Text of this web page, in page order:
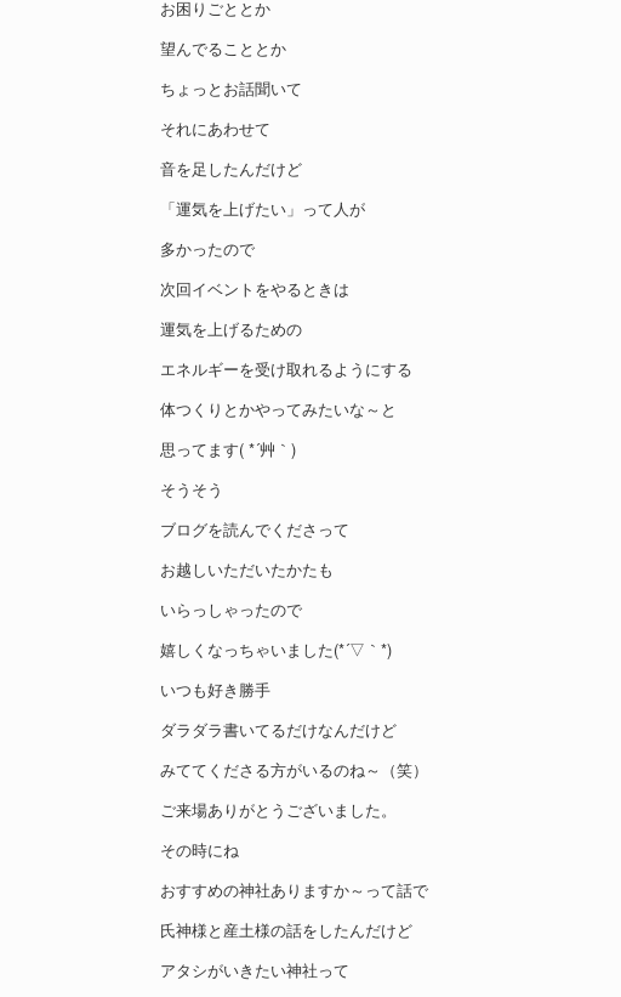
お困りごととか
望んでることとか
ちょっとお話聞いて
それにあわせて
音を足したんだけど
「運気を上げたい」って人が
多かったので
次回イベントをやるときは
運気を上げるための
エネルギーを受け取れるようにする
体つくりとかやってみたいな～と
思ってます( *´艸｀)
そうそう
ブログを読んでくださって
お越しいただいたかたも
いらっしゃったので
嬉しくなっちゃいました(*´▽｀*)
いつも好き勝手
ダラダラ書いてるだけなんだけど
みててくださる方がいるのね～（笑）
ご来場ありがとうございました。
その時にね
おすすめの神社ありますか～って話で
氏神様と産土様の話をしたんだけど
アタシがいきたい神社って